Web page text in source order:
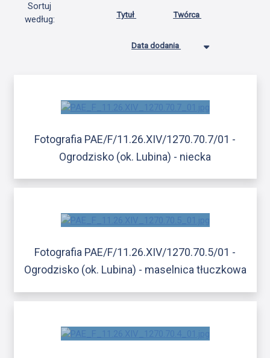
Sortuj
według:
Tytuł Twórca
Data dodania
Fotografia PAE/F/11.26.XIV/1270.70.7/01 -
Ogrodzisko (ok. Lubina) - niecka
Fotografia PAE/F/11.26.XIV/1270.70.5/01 -
Ogrodzisko (ok. Lubina) - maselnica tłuczkowa